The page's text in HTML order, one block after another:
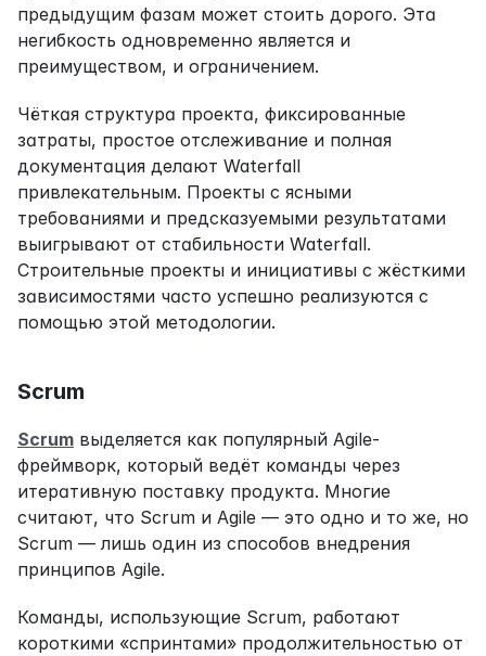
предыдущим фазам может стоить дорого. Эта
негибкость одновременно является и
преимуществом, и ограничением.
Чёткая структура проекта, фиксированные
затраты, простое отслеживание и полная
документация делают Waterfall
привлекательным. Проекты с ясными
требованиями и предсказуемыми результатами
выигрывают от стабильности Waterfall.
Строительные проекты и инициативы с жёсткими
зависимостями часто успешно реализуются с
помощью этой методологии.
Scrum
Scrum выделяется как популярный Agile-
фреймворк, который ведёт команды через
итеративную поставку продукта. Многие
считают, что Scrum и Agile — это одно и то же, но
Scrum — лишь один из способов внедрения
принципов Agile.
Команды, использующие Scrum, работают
короткими «спринтами» продолжительностью от